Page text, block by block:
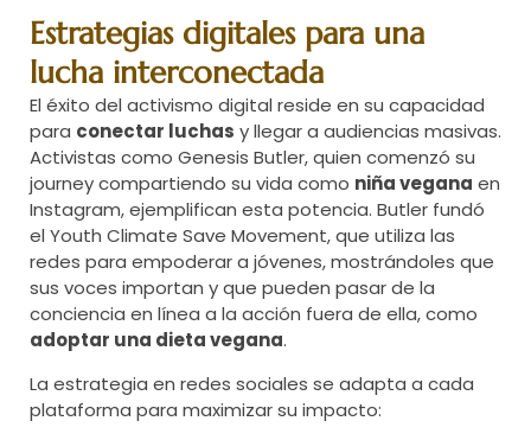
Estrategias digitales para una
lucha interconectada
El éxito del activismo digital reside en su capacidad
para conectar luchas y llegar a audiencias masivas.
Activistas como Genesis Butler, quien comenzó su
journey compartiendo su vida como niña vegana en
Instagram, ejemplifican esta potencia. Butler fundó
el Youth Climate Save Movement, que utiliza las
redes para empoderar a jóvenes, mostrándoles que
sus voces importan y que pueden pasar de la
conciencia en línea a la acción fuera de ella, como
adoptar una dieta vegana.
La estrategia en redes sociales se adapta a cada
plataforma para maximizar su impacto: